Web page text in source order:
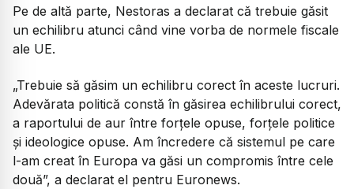
Pe de altă parte, Nestoras a declarat că trebuie găsit
un echilibru atunci când vine vorba de normele fiscale
ale UE.
„Trebuie să găsim un echilibru corect în aceste lucruri.
Adevărata politică constă în găsirea echilibrului corect,
a raportului de aur între forțele opuse, forțele politice
și ideologice opuse. Am încredere că sistemul pe care
l-am creat în Europa va găsi un compromis între cele
două”, a declarat el pentru Euronews.